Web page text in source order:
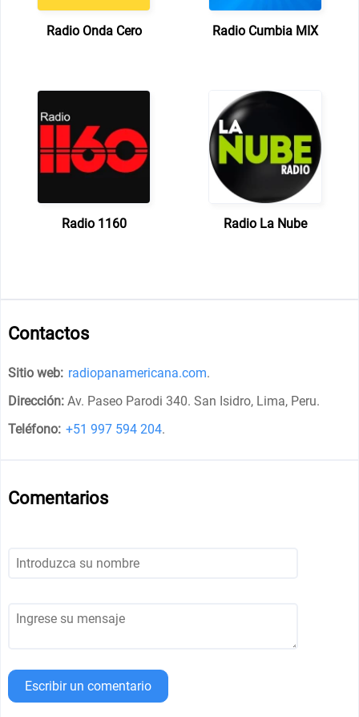
Radio Onda Cero Radio Cumbia MIX
Radio 1160 Radio La Nube
Contactos
Sitio web: radiopanamericana.com.
Dirección: Av. Paseo Parodi 340. San Isidro, Lima, Peru.
Teléfono: +51 997 594 204.
Comentarios
Escribir un comentario